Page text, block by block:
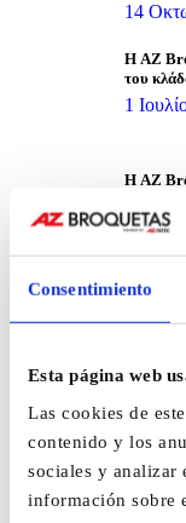
Consentimiento
Esta página web
Las cookies de
contenido y los
sociales y analizar
información sobre
14
Η AZ
του
1
Η AZ
1
1